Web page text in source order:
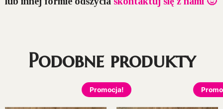
Podobne produkty
Promocja!